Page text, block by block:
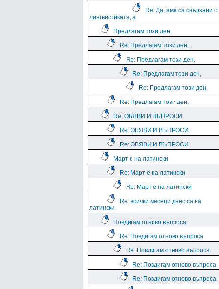
Re: Да, ама са свързани с
лингвистиката, а
Предлагам този ден,
Re: Предлагам този ден,
Re: Предлагам този ден,
Re: Предлагам този ден,
Re: Предлагам този ден,
Re: Предлагам този ден,
Re: ОБЯВИ И ВЪПРОСИ
Re: ОБЯВИ И ВЪПРОСИ
Re: ОБЯВИ И ВЪПРОСИ
Март е на латински
Re: Март е на латински
Re: Март е на латински
Re: всички месеци днес са на
латински
Повдигам отново въпроса
Re: Повдигам отново въпроса
Re: Повдигам отново въпроса
Re: Повдигам отново въпроса
Re: Повдигам отново въпроса